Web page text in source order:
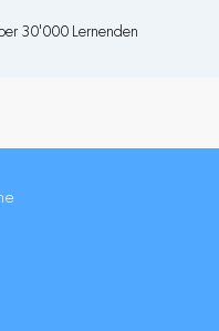
30'000 Lernenden